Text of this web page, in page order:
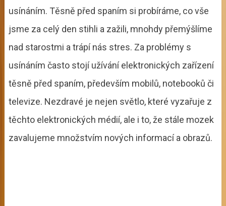
usínáním. Těsně před spaním si probíráme, co vše
jsme za celý den stihli a zažili, mnohdy přemýšlíme
nad starostmi a trápí nás stres. Za problémy s
usínáním často stojí užívání elektronických zařízení
těsně před spaním, především mobilů, notebooků či
televize. Nezdravé je nejen světlo, které vyzařuje z
těchto elektronických médií, ale i to, že stále mozek
zavalujeme množstvím nových informací a obrazů.